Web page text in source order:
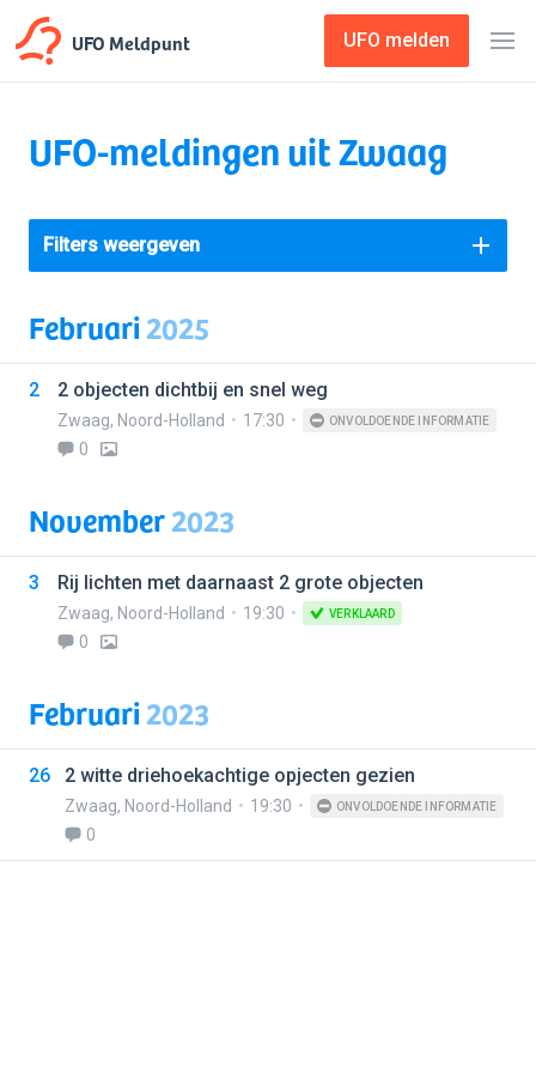
UFO Meldpunt UFO melden
UFO-meldingen uit Zwaag
Filters weergeven
Februari2025
2 2 objecten dichtbij en snel weg
Zwaag, Noord-Holland 17:30 ONVOLDOENDE INFORMATIE
0
November2023
3 Rij lichten met daarnaast 2 grote objecten
Zwaag, Noord-Holland 19:30 VERKLAARD
0
Februari2023
26 2 witte driehoekachtige opjecten gezien
Zwaag, Noord-Holland 19:30 ONVOLDOENDE INFORMATIE
0